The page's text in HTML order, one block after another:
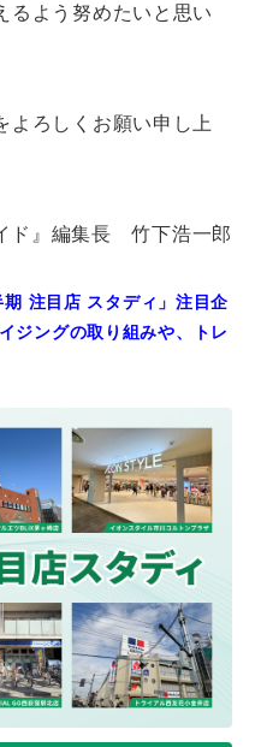
るよう努めたいと思い
よろしくお願い申し上
ド』編集長 竹下浩一郎
注目店 スタディ」注目企
ジングの取り組みや、トレ